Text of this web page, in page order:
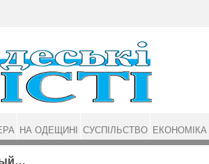
НА ОДЕЩИНІ СУСПІЛЬСТВО ЕКОНОМІКА